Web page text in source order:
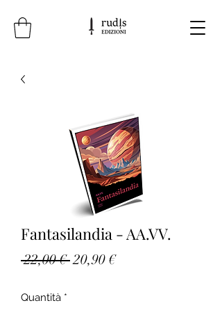
Fantasilandia - AA.VV.
22,00 € Prezzo
20,90 €Prezzo
Quantità *